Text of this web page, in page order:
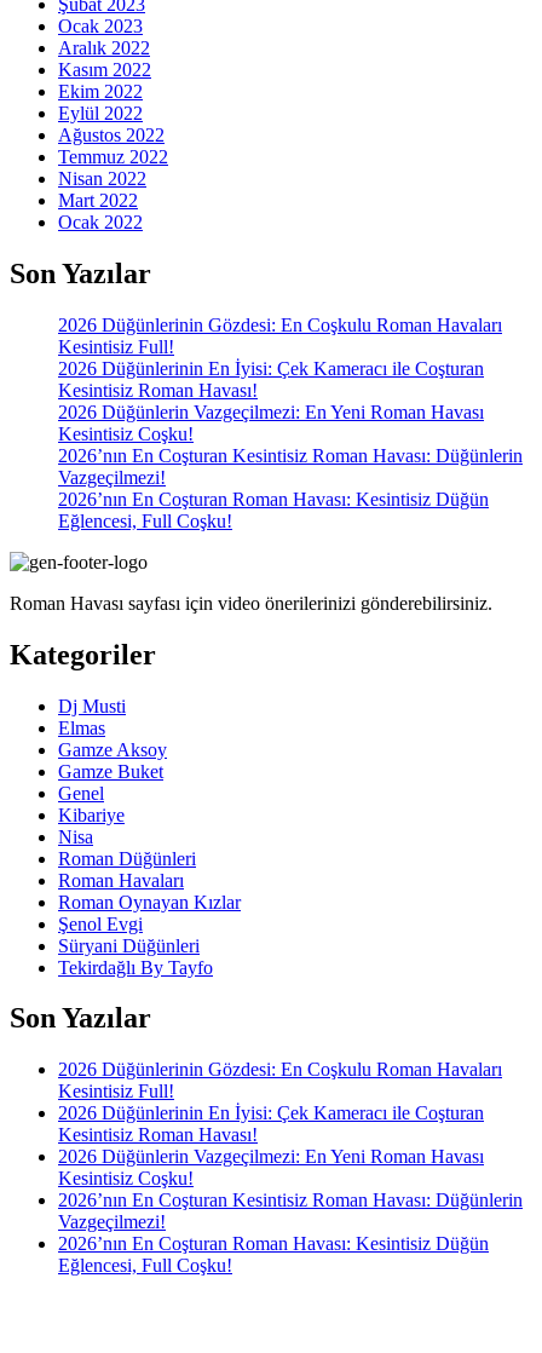
Ocak 2023
Aralık 2022
Kasım 2022
Ekim 2022
Eylül 2022
Ağustos 2022
Temmuz 2022
Nisan 2022
Mart 2022
Ocak 2022
Son Yazılar
2026 Düğünlerinin Gözdesi: En Coşkulu Roman Havaları
Kesintisiz Full!
2026 Düğünlerinin En İyisi: Çek Kameracı ile Coşturan
Kesintisiz Roman Havası!
2026 Düğünlerin Vazgeçilmezi: En Yeni Roman Havası
Kesintisiz Coşku!
2026’nın En Coşturan Kesintisiz Roman Havası: Düğünlerin
Vazgeçilmezi!
2026’nın En Coşturan Roman Havası: Kesintisiz Düğün
Eğlencesi, Full Coşku!
Roman Havası sayfası için video önerilerinizi gönderebilirsiniz.
Kategoriler
Dj Musti
Elmas
Gamze Aksoy
Gamze Buket
Genel
Kibariye
Nisa
Roman Düğünleri
Roman Havaları
Roman Oynayan Kızlar
Şenol Evgi
Süryani Düğünleri
Tekirdağlı By Tayfo
Son Yazılar
2026 Düğünlerinin Gözdesi: En Coşkulu Roman Havaları
Kesintisiz Full!
2026 Düğünlerinin En İyisi: Çek Kameracı ile Coşturan
Kesintisiz Roman Havası!
2026 Düğünlerin Vazgeçilmezi: En Yeni Roman Havası
Kesintisiz Coşku!
2026’nın En Coşturan Kesintisiz Roman Havası: Düğünlerin
Vazgeçilmezi!
2026’nın En Coşturan Roman Havası: Kesintisiz Düğün
Eğlencesi, Full Coşku!